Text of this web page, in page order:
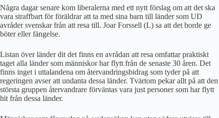
Några dagar senare kom liberalerna med ett nytt förslag om att det ska
vara straffbart för föräldrar att ta med sina barn till länder som UD
avråder svenskar från att resa till. Joar Forssell (L) sa att det borde ge
böter eller fängelse.
Listan över länder dit det finns en avrådan att resa omfattar praktiskt
taget alla länder som människor har flytt från de senaste 30 åren. Det
finns inget i uttalandena om återvandringsbidrag som tyder på att
regeringen avser att undanta dessa länder. Tvärtom pekar allt på att den
största gruppen återvandrare förväntas vara just personer som har flytt
hit från dessa länder.